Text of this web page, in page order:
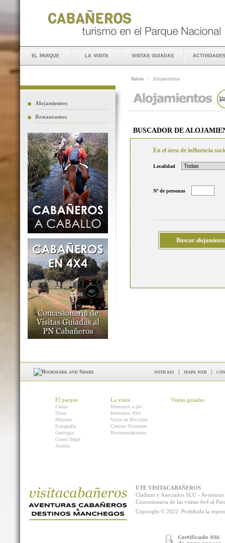
el parque la visita visitas guiadas actividades
Alojamientos
Restaurantes
Inicio :: Alojamientos
BUSCADOR DE
En el área de influencia
Localidad
Nº de personas
noticias | mapa web |
El parque
Fauna
Flora
Historia
Etnografía
Geología
Como llegar
Audios
La visita
Itinerarios a pie
Itinerarios 4X4
Visita en Bicicleta
Centros Visitantes
Recomendaciones
Visitas guiadas
UTE VISITACABAÑEROS
Cladium y Asociados SLU -
Concesionaria de las visitas 4x4 al
Copyright © 2022. Prohibida la